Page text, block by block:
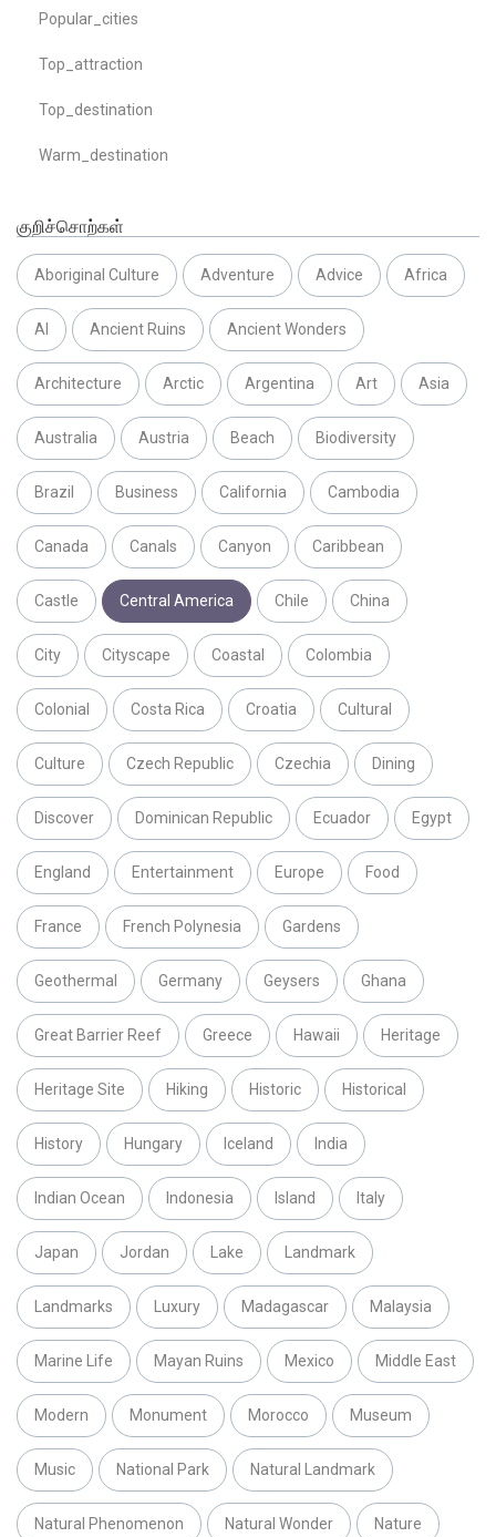
Popular_cities
Top_attraction
Top_destination
Warm_destination
குறிச்சொற்கள்
Aboriginal Culture Adventure Advice Africa
AI Ancient Ruins Ancient Wonders
Architecture Arctic Argentina Art Asia
Australia Austria Beach Biodiversity
Brazil Business California Cambodia
Canada Canals Canyon Caribbean
Castle Central America Chile China
City Cityscape Coastal Colombia
Colonial Costa Rica Croatia Cultural
Culture Czech Republic Czechia Dining
Discover Dominican Republic Ecuador Egypt
England Entertainment Europe Food
France French Polynesia Gardens
Geothermal Germany Geysers Ghana
Great Barrier Reef Greece Hawaii Heritage
Heritage Site Hiking Historic Historical
History Hungary Iceland India
Indian Ocean Indonesia Island Italy
Japan Jordan Lake Landmark
Landmarks Luxury Madagascar Malaysia
Marine Life Mayan Ruins Mexico Middle East
Modern Monument Morocco Museum
Music National Park Natural Landmark
Natural Phenomenon Natural Wonder Nature